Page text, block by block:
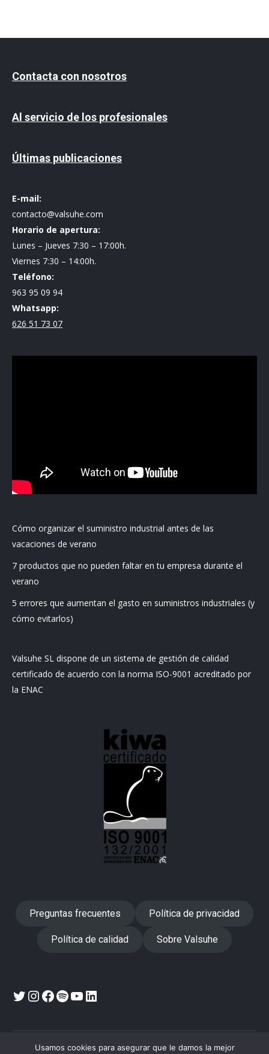
Contacta con nosotros
Al servicio de los profesionales
Últimas publicaciones
E-mail:
contacto@valsuhe.com
Horario de apertura:
Lunes – Jueves 7:30 – 17:00h.
Viernes 7:30 – 14:00h.
Teléfono:
963 95 09 94
Whatsapp:
626 51 73 07
Cómo organizar el suministro industrial antes de las
vacaciones de verano
7 productos que no pueden faltar en tu empresa durante el
verano
5 errores que aumentan el gasto en suministros industriales (y
cómo evitarlos)
Valsuhe SL dispone de un sistema de gestión de calidad
certificado de acuerdo con la norma ISO-9001 acreditado por
la ENAC
Preguntas frecuentes Política de privacidad
Política de calidad Sobre Valsuhe
Twitter
Instagram
Facebook
Spotify
YouTube
LinkedIn
Usamos cookies para asegurar que le damos la mejor